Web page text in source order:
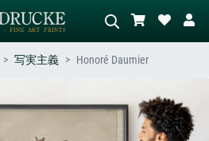
索
北
シーンを説明してください – 例：
緑の草原、赤の多い抽象画、暗い
写実主義 Honoré Daumier